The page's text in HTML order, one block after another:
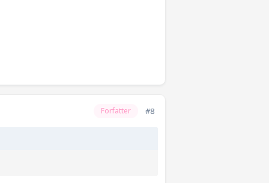
Forfatter #8